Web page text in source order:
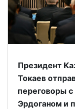
Президент
Токаев
переговоры
Эрдоганом и